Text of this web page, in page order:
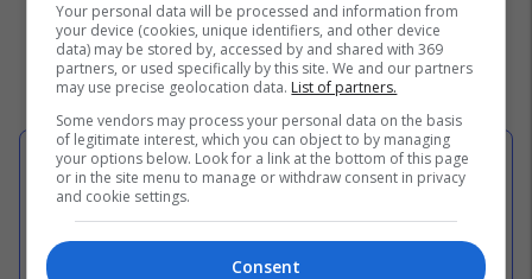
Putin shpërblen mjekun që kishte
falsifikuar diagnozën e helmimit të
Navalnyit
Your personal data will be processed and information from
your device (cookies, unique identifiers, and other device
data) may be stored by, accessed by and shared with 369
partners, or used specifically by this site. We and our partners
may use precise geolocation data. List of partners.
Some vendors may process your personal data on the basis
of legitimate interest, which you can object to by managing
your options below. Look for a link at the bottom of this page
or in the site menu to manage or withdraw consent in privacy
and cookie settings.
Consent